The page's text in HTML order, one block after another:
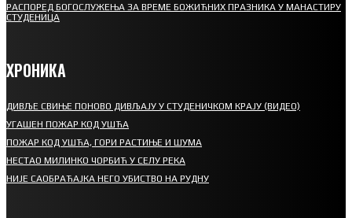
РАСПОРЕД БОГОСЛУЖЕЊА ЗА ВРЕМЕ БОЖИЋНИХ ПРАЗНИКА У МАНАСТИРУ
СТУДЕНИЦА
ХРОНИКА
ДИВЉЕ СВИЊЕ ПОНОВО ДИВЉАЈУ У СТУДЕНИЧКОМ КРАЈУ (ВИДЕО)
УГАШЕН ПОЖАР КОД УШЋА
ПОЖАР КОД УШЋА, ГОРИ РАСТИЊЕ И ШУМА
НЕСТАО МИЛИНКО ЧОРБИЋ У СЕЛУ РЕКА
НИЈЕ САОБРАЋАЈКА НЕГО УБИСТВО НА РУДНУ